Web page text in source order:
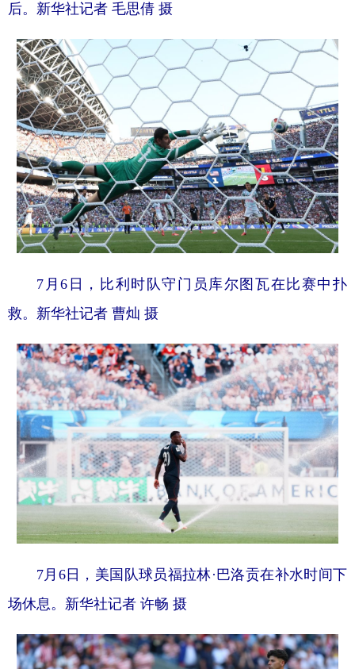
后。新华社记者 毛思倩 摄
7月6日，比利时队守门员库尔图瓦在比赛中扑
救。新华社记者 曹灿 摄
7月6日，美国队球员福拉林·巴洛贡在补水时间下
场休息。新华社记者 许畅 摄